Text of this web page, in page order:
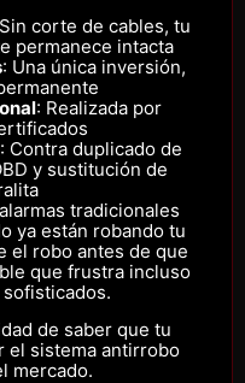
corte de cables, tu
permanece intacta
: Una única inversión,
: Realizada por
: Contra duplicado de
y sustitución de
tradicionales
ya están robando tu
el robo antes de que
que frustra incluso
de saber que tu
el sistema antirrobo
mercado.